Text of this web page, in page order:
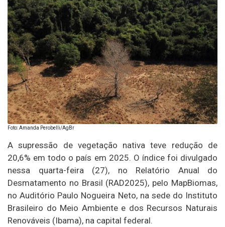
Foto: Amanda Perobelli/AgBr
A supressão de vegetação nativa teve redução de
20,6% em todo o país em 2025. O índice foi divulgado
nessa quarta-feira (27), no Relatório Anual do
Desmatamento no Brasil (RAD2025), pelo MapBiomas,
no Auditório Paulo Nogueira Neto, na sede do Instituto
Brasileiro do Meio Ambiente e dos Recursos Naturais
Renováveis (Ibama), na capital federal.